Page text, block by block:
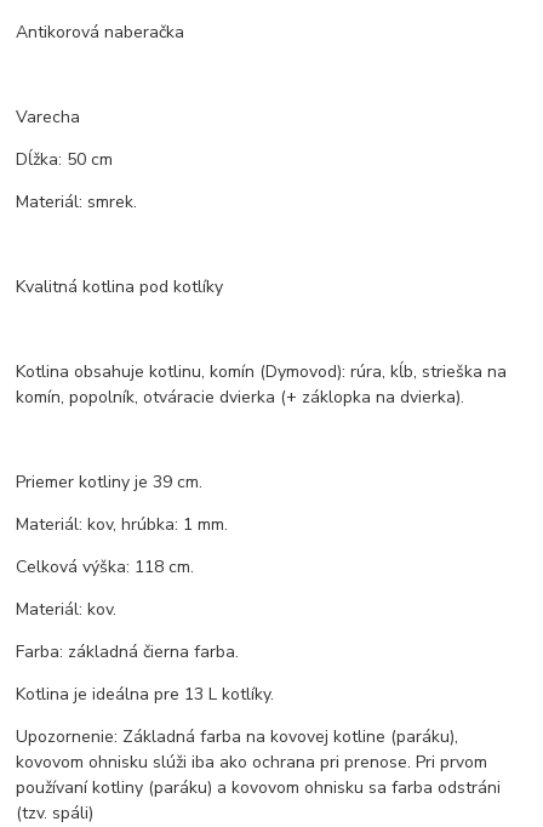
Antikorová naberačka
Varecha
Dĺžka: 50 cm
Materiál: smrek.
Kvalitná kotlina pod kotlíky
Kotlina obsahuje kotlinu, komín (Dymovod): rúra, kĺb, strieška na
komín, popolník, otváracie dvierka (+ záklopka na dvierka).
Priemer kotliny je 39 cm.
Materiál: kov, hrúbka: 1 mm.
Celková výška: 118 cm.
Materiál: kov.
Farba: základná čierna farba.
Kotlina je ideálna pre 13 L kotlíky.
Upozornenie: Základná farba na kovovej kotline (paráku),
kovovom ohnisku slúži iba ako ochrana pri prenose. Pri prvom
používaní kotliny (paráku) a kovovom ohnisku sa farba odstráni
(tzv. spáli)